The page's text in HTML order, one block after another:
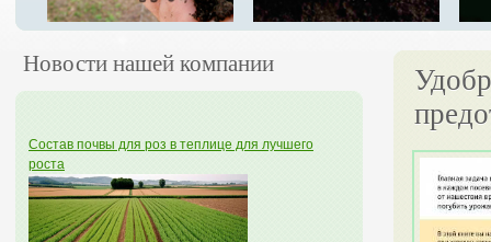
Новости нашей компании
Состав почвы для роз в теплице для лучшего
роста